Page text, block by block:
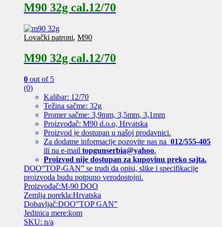
M90 32g cal.12/70
Lovački patroni, M90
M90 32g cal.12/70
0 out of 5
(0)
Kalibar: 12/70
Težina sačme: 32g
Promer sačme: 3,9mm, 3,5mm, 3,1mm
Proizvođač: M90 d.o.o, Hrvatska
Proizvod je dostupan u našoj prodavnici.
Za dodatne informacije pozovite nas na 012/555-405
ili na e-mail topgunserbia@yahoo.
Proizvod nije dostupan za kupovinu preko sajta.
DOO”TOP-GAN” se trudi da opisi, slike i specifikacije
proizvoda budu potpuno verodostojni.
Proizvođač:M-90 DOO
Zemlja porekla:Hrvatska
Dobavljač:DOO”TOP GAN”
Jedinica mere:kom
SKU: n/a